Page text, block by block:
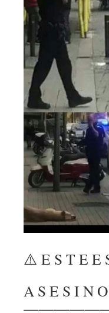
⚠️ E S T E E
A S E S I N